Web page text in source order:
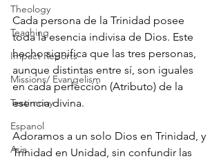
Theology
Teaching
Impact Reports
Missions/ Evangelism
Testimony
Espanol
Asia
Cada persona de la Trinidad posee
toda la esencia indivisa de Dios. Este
hecho significa que las tres personas,
aunque distintas entre sí, son iguales
en cada perfección (Atributo) de la
esencia divina.
Adoramos a un solo Dios en Trinidad, y
Trinidad en Unidad, sin confundir las